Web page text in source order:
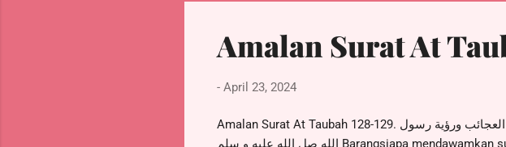
Amalan Surat At
- April 23, 2024
Amalan Surat At Taubah 128-129. ومن داوم على قراءتهما كل يوم إحدي وأربعين يوما ظهرت له أسرار من العجائب ورؤية رسول
الله صل الله عليه و سلم Barangsiapa mendawamkan surat At Taubah 128-129 (Laqod Jaa'akum) setiap hari (sebanyak 7x